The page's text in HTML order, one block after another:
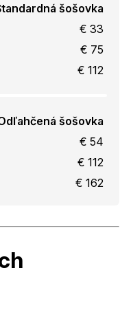
šošovka
€ 33
€ 75
€ 112
šošovka
€ 54
€ 112
€ 162